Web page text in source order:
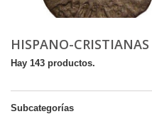
HISPANO-CRISTIANAS
Hay 143 productos.
Subcategorías